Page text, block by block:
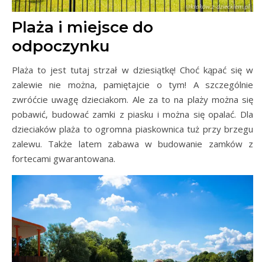
Plaża i miejsce do
odpoczynku
Plaża to jest tutaj strzał w dziesiątkę! Choć kąpać się w
zalewie nie można, pamiętajcie o tym! A szczególnie
zwróćcie uwagę dzieciakom. Ale za to na plaży można się
pobawić, budować zamki z piasku i można się opalać. Dla
dzieciaków plaża to ogromna piaskownica tuż przy brzegu
zalewu. Także latem zabawa w budowanie zamków z
fortecami gwarantowana.